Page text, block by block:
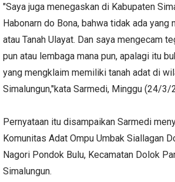
"Saya juga menegaskan di Kabupaten
Habonarn do Bona, bahwa tidak ada yang
atau Tanah Ulayat. Dan saya mengecam
pun atau lembaga mana pun, apalagi itu
yang mengklaim memiliki tanah adat di
Simalungun,"kata Sarmedi, Minggu (24/3/
Pernyataan itu disampaikan Sarmedi
Komunitas Adat Ompu Umbak Siallagan
Nagori Pondok Bulu, Kecamatan Dolok
Simalungun.